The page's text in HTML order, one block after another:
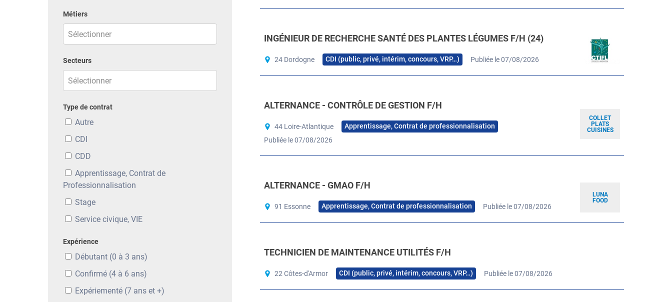
Métiers
Secteurs
Type de contrat
Autre
CDI
CDD
Apprentissage, Contrat de
Professionnalisation
Stage
Service civique, VIE
Expérience
Débutant (0 à 3 ans)
Confirmé (4 à 6 ans)
Expériementé (7 ans et +)
INGÉNIEUR DE RECHERCHE SANTÉ DES PLANTES LÉGUMES F/H (24)
24 Dordogne CDI (public, privé, intérim, concours, VRP…) Publiée le 07/08/2026
COLLET
PLATS
CUISINES
ALTERNANCE - CONTRÔLE DE GESTION F/H
44 Loire-Atlantique
Apprentissage, Contrat de professionnalisation
Publiée le 07/08/2026
LUNA
FOOD
ALTERNANCE - GMAO F/H
91 Essonne Apprentissage, Contrat de professionnalisation Publiée le 07/08/2026
TECHNICIEN DE MAINTENANCE UTILITÉS F/H
22 Côtes-d'Armor CDI (public, privé, intérim, concours, VRP…) Publiée le 07/08/2026